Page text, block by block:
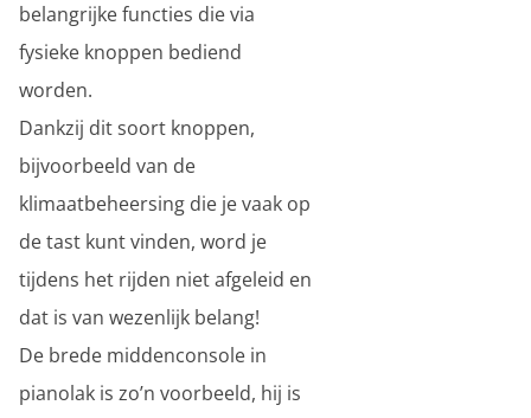
belangrijke functies die via
fysieke knoppen bediend
worden.
Dankzij dit soort knoppen,
bijvoorbeeld van de
klimaatbeheersing die je vaak op
de tast kunt vinden, word je
tijdens het rijden niet afgeleid en
dat is van wezenlijk belang!
De brede middenconsole in
pianolak is zo’n voorbeeld, hij is